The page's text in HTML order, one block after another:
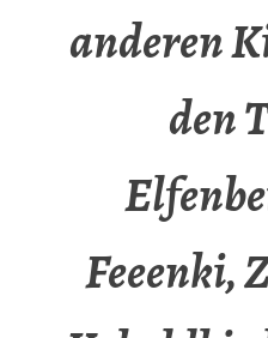
anderen
den
Feeenki,